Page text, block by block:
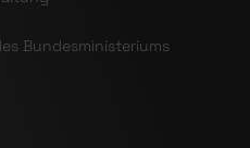
Bundesministeriums